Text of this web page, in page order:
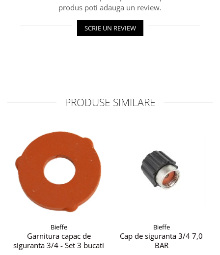
produs poti adauga un review.
SCRIE UN REVIEW
PRODUSE SIMILARE
Bieffe
Garnitura capac de
siguranta 3/4 - Set 3 bucati
Bieffe
Cap de siguranta 3/4 7,0
BAR